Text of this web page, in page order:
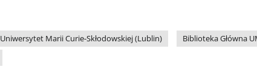
Uniwersytet Marii Curie-Skłodowskiej (Lublin) Biblioteka Główna